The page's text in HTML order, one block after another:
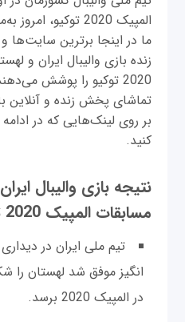
المپیک‌ 2020
ما در اینجا برترین
زنده بازی‌ والیبال ایران و
2020 توکیو را پوشش
تماشای پخش زنده و آنلاین
بر روی لینک‌هایی که در
کنید.
نتیجه بازی والیبال
مسابقات المپیک‌ 2020 توکیو
تیم ملی ایران در
انگیز موفق شد لهستان را
در المپیک 2020 برسد.